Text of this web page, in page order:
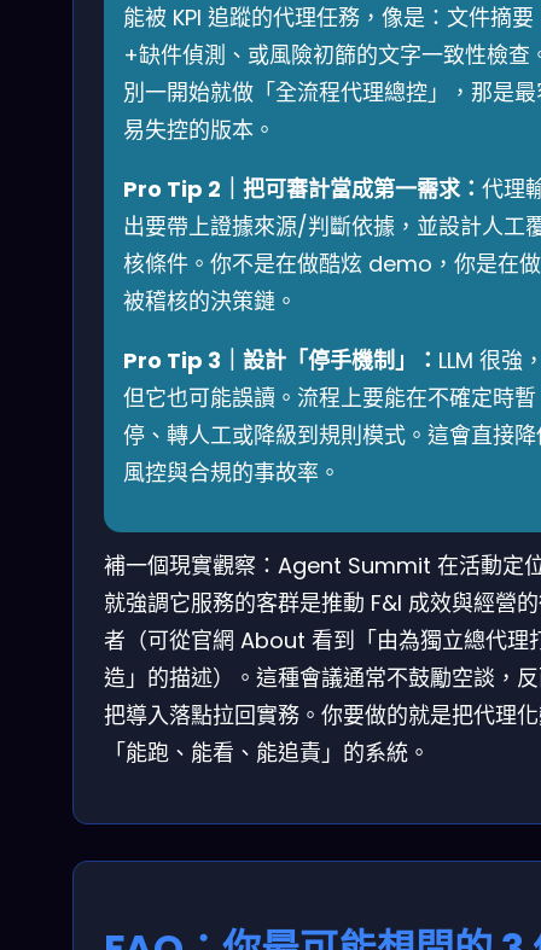
能被 KPI 追蹤的代理任務，像是：文件摘要
+缺件偵測、或風險初篩的文字一致性檢查
別一開始就做「全流程代理總控」，那是
易失控的版本。
Pro Tip 2｜把可審計當成第一需求： 代理
出要帶上證據來源/判斷依據，並設計人工
核條件。你不是在做酷炫 demo，你是在
被稽核的決策鏈。
Pro Tip 3｜設計「停手機制」： LLM 很強
但它也可能誤讀。流程上要能在不確定時暫
停、轉人工或降級到規則模式。這會直接
風控與合規的事故率。
補一個現實觀察：Agent Summit 在活動定
就強調它服務的客群是推動 F&I 成效與經營
者（可從官網 About 看到「由為獨立總代理
造」的描述）。這種會議通常不鼓勵空談，
把導入落點拉回實務。你要做的就是把代理
「能跑、能看、能追責」的系統。